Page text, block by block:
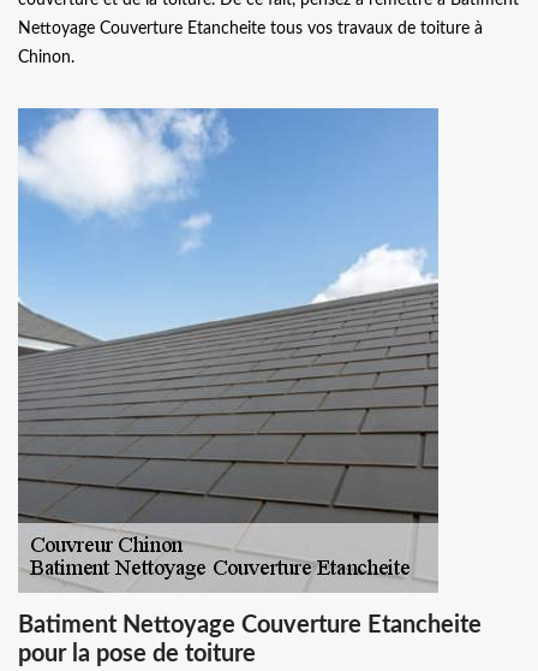
Nettoyage Couverture Etancheite tous vos travaux de toiture à
Chinon.
Batiment Nettoyage Couverture Etancheite
pour la pose de toiture